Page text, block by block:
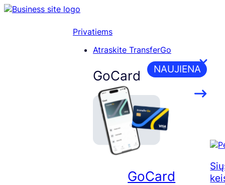
Skip
Privatiems
Atraskite TransferGo
GoCard NAUJIENA
GoCard